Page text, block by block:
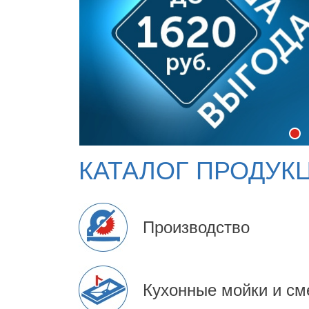
ТК "КБК"
Кухонная
КАТАЛОГ
Производство
Кухонные мойки и